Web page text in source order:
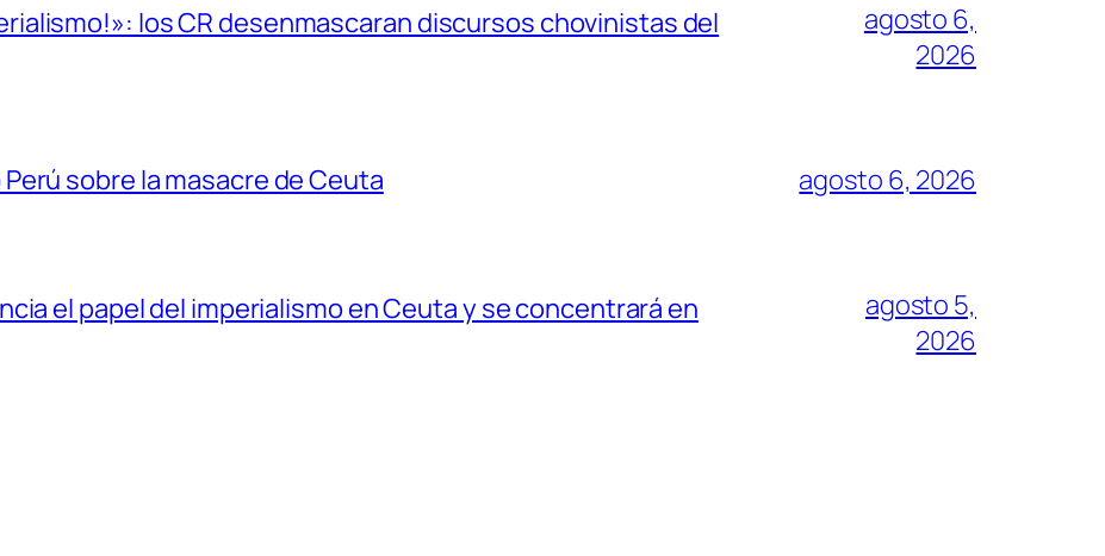
los CR desenmascaran discursos chovinistas del
agosto 6,
2026
sobre la masacre de Ceuta agosto 6, 2026
el papel del imperialismo en Ceuta y se concentrará en
agosto 5,
2026